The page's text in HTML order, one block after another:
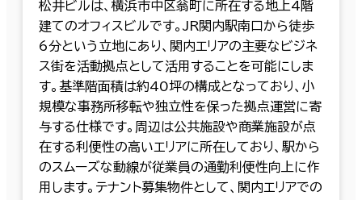
松井ビルは、横浜市中区翁町に所在する地上4階
建てのオフィスビルです。JR関内駅南口から徒歩
6分という立地にあり、関内エリアの主要なビジネ
ス街を活動拠点として活用することを可能にしま
す。基準階面積は約40坪の構成となっており、小
規模な事務所移転や独立性を保った拠点運営に寄
与する仕様です。周辺は公共施設や商業施設が点
在する利便性の高いエリアに所在しており、駅から
のスムーズな動線が従業員の通勤利便性向上に作
用します。テナント募集物件として、関内エリアでの